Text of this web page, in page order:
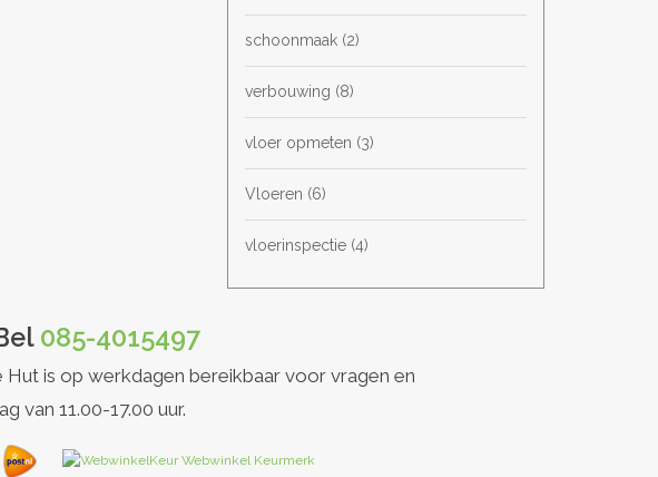
schoonmaak (2)
verbouwing (8)
vloer opmeten (3)
Vloeren (6)
vloerinspectie (4)
085-4015497
is op werkdagen bereikbaar voor vragen en
van 11.00-17.00 uur.